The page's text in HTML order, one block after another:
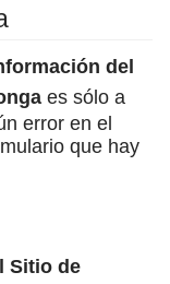
del
es sólo a
error en el
que hay
Sitio de